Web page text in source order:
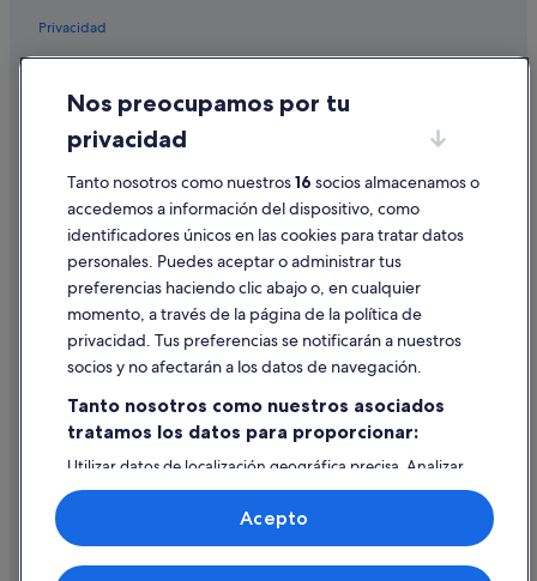
Privacidad
Cookies
Condiciones de uso
Información legal/contacto
Pautas sobre el contenido y cómo denunciar contenido
Ayuda
Cancelar un vuelo
Cancelar una reserva de hotel o de un alquiler vacacional
Utilizar un cupón de Expedia
Documentos para viajes internacionales
Nos preocupamos por tu
privacidad
Tanto nosotros como nuestros16 socios almacenamos o
accedemos a información del dispositivo, como
identificadores únicos en las cookies para tratar datos
personales. Puedes aceptar o administrar tus
preferencias haciendo clic abajo o, en cualquier
momento, a través de la página de la política de
privacidad. Tus preferencias se notificarán a nuestros
socios y no afectarán a los datos de navegación.
Tanto nosotros como nuestros asociados
tratamos los datos para proporcionar:
Utilizar datos de localización geográfica precisa. Analizar
activamente las características del dispositivo para su
identificación. Almacenar la información en un dispositivo
y/o acceder a ella. Publicidad y contenido personalizados,
medición de publicidad y contenido, investigación de
audiencia y desarrollo de servicios.
Acepto